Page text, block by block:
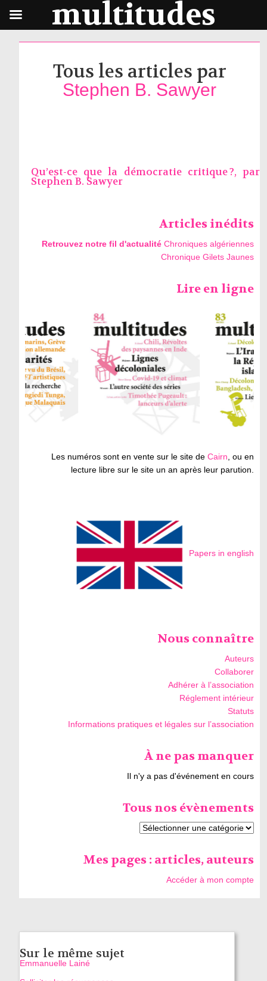
Tous les articles par
Stephen B. Sawyer
Qu’est-ce que la démocratie critique ?, par
Stephen B. Sawyer
Articles inédits
Retrouvez notre fil d'actualité Chroniques algériennes
Chronique Gilets Jaunes
Lire en ligne
Les numéros sont en vente sur le site deCairn, ou en
lecture libre sur le site un an après leur parution.
Papers in english
Nous connaître
Auteurs
Collaborer
Adhérer à l’association
Réglement intérieur
Statuts
Informations pratiques et légales sur l’association
À ne pas manquer
Il n'y a pas d'événement en cours
Tous nos évènements
Mes pages : articles, auteurs
Accéder à mon compte
Sur le même sujet
Emmanuelle Lainé
multitudes